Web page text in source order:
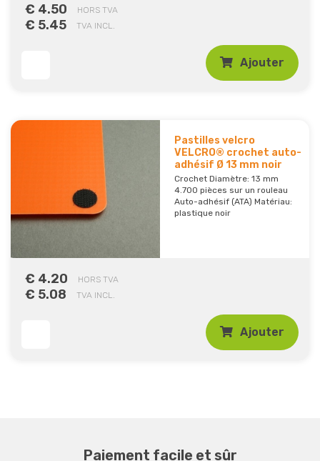
€ 4.50 HORS TVA
€ 5.45 TVA INCL.
Ajouter
Pastilles velcro
VELCRO® crochet auto-
adhésif Ø 13 mm noir
Crochet Diamètre: 13 mm
4.700 pièces sur un rouleau
Auto-adhésif (ATA) Matériau:
plastique noir
€ 4.20 HORS TVA
€ 5.08 TVA INCL.
Ajouter
Paiement facile et sûr